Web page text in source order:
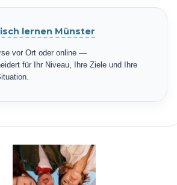
lernen Münster
vor Ort oder online —
für Ihr Niveau, Ihre Ziele und Ihre